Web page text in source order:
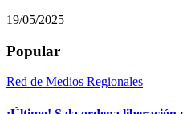
19/05/2025
Popular
Red de Medios Regionales